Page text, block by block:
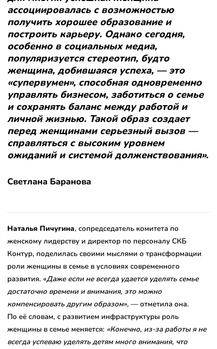
ассоциировалась с возможностью
получить хорошее образование и
построить карьеру. Однако сегодня,
особенно в социальных медиа,
популяризуется стереотип, будто
женщина, добившаяся успеха, — это
«супервумен», способная одновременно
управлять бизнесом, заботиться о семье
и сохранять баланс между работой и
личной жизнью. Такой образ создает
перед женщинами серьезный вызов —
справляться с высоким уровнем
ожиданий и системой долженствования».
Светлана Баранова
Наталья Пичугина, сопредседатель комитета по
женскому лидерству и директор по персоналу СКБ
Контур, поделилась своими мыслями о трансформации
роли женщины в семье в условиях современного
развития. «Даже если не всегда удается уделять семье
достаточно времени и внимания, это можно
компенсировать другим образом», — отметила она.
По её словам, с развитием инфраструктуры роль
женщины в семье меняется: «Конечно, из-за работы я не
всегда успеваю уделять детям много внимания, что